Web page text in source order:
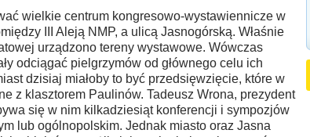
wielkie centrum kongresowo-wystawiennicze w
III Aleją NMP, a ulicą Jasnogórską. Właśnie
urządzono tereny wystawowe. Wówczas
odciągać pielgrzymów od głównego celu ich
dzisiaj miałoby to być przedsięwzięcie, które w
z klasztorem Paulinów. Tadeusz Wrona, prezydent
się w nim kilkadziesiąt konferencji i sympozjów
lub ogólnopolskim. Jednak miasto oraz Jasna